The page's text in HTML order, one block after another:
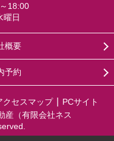
18:00
曜日
概要
予約
クセスマップ
PCサイト
産（有限会社ネス